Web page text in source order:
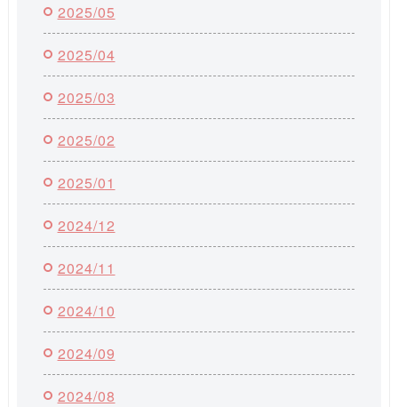
2025/05
2025/04
2025/03
2025/02
2025/01
2024/12
2024/11
2024/10
2024/09
2024/08